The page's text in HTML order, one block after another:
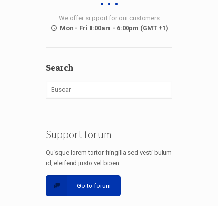
We offer support for our customers
Mon - Fri 8:00am - 6:00pm (GMT +1)
Search
Support forum
Quisque lorem tortor fringilla sed vesti bulum
id, eleifend justo vel biben
Go to forum